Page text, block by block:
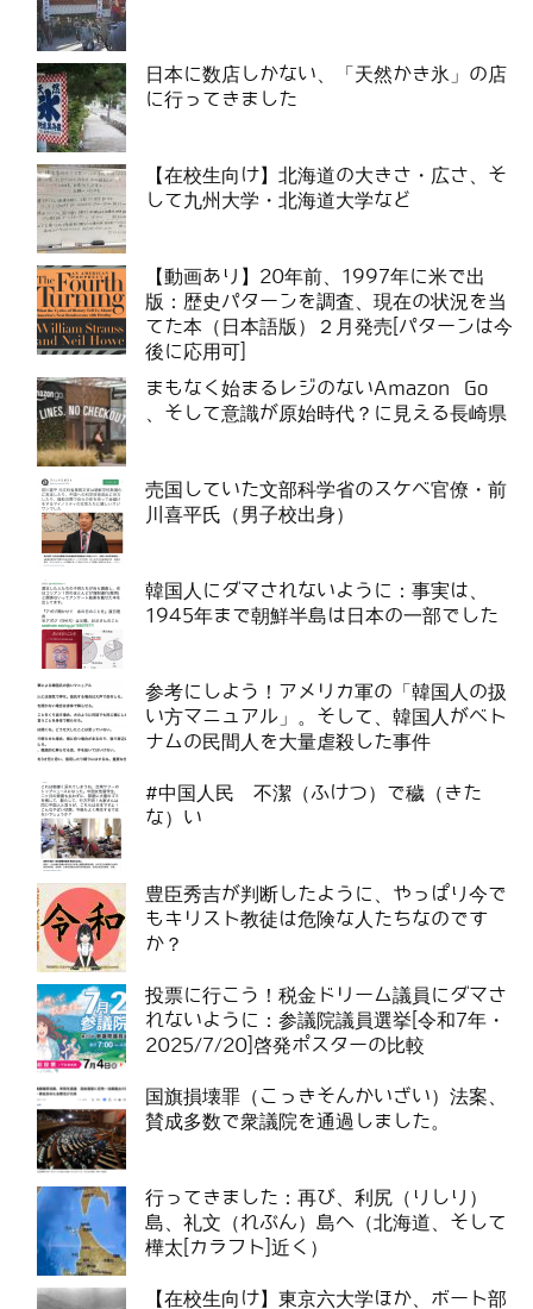
日本に数店しかない、「天然かき氷」の店
に行ってきました
【在校生向け】北海道の大きさ・広さ、そ
して九州大学・北海道大学など
【動画あり】20年前、1997年に米で出
版：歴史パターンを調査、現在の状況を当
てた本（日本語版）２月発売[パターンは今
後に応用可]
まもなく始まるレジのないAmazon Go
、そして意識が原始時代？に見える長崎県
売国していた文部科学省のスケベ官僚・前
川喜平氏（男子校出身）
韓国人にダマされないように：事実は、
1945年まで朝鮮半島は日本の一部でした
参考にしよう！アメリカ軍の「韓国人の扱
い方マニュアル」。そして、韓国人がベト
ナムの民間人を大量虐殺した事件
#中国人民 不潔（ふけつ）で穢（きた
な）い
豊臣秀吉が判断したように、やっぱり今で
もキリスト教徒は危険な人たちなのです
か？
投票に行こう！税金ドリーム議員にダマさ
れないように：参議院議員選挙[令和7年・
2025/7/20]啓発ポスターの比較
国旗損壊罪（こっきそんかいざい）法案、
賛成多数で衆議院を通過しました。
行ってきました：再び、利尻（りしり）
島、礼文（れぶん）島へ（北海道、そして
樺太[カラフト]近く）
【在校生向け】東京六大学ほか、ボート部